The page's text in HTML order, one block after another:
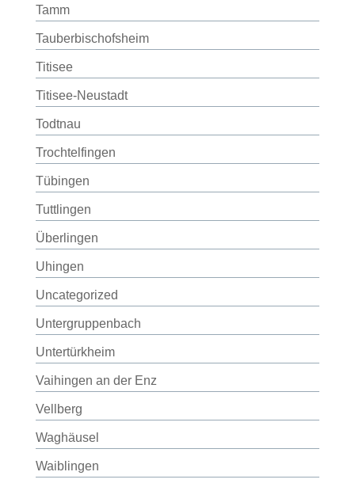
Tamm
Tauberbischofsheim
Titisee
Titisee-Neustadt
Todtnau
Trochtelfingen
Tübingen
Tuttlingen
Überlingen
Uhingen
Uncategorized
Untergruppenbach
Untertürkheim
Vaihingen an der Enz
Vellberg
Waghäusel
Waiblingen